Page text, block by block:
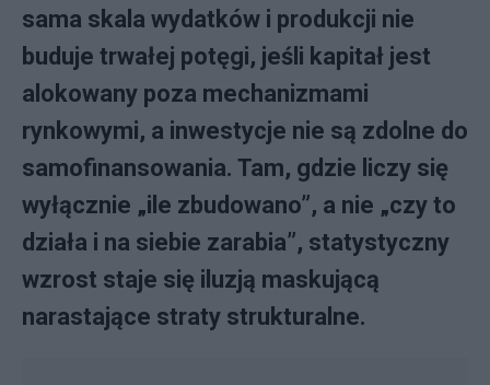
sama skala wydatków i produkcji nie
buduje trwałej potęgi, jeśli kapitał jest
alokowany poza mechanizmami
rynkowymi, a inwestycje nie są zdolne do
samofinansowania. Tam, gdzie liczy się
wyłącznie „ile zbudowano”, a nie „czy to
działa i na siebie zarabia”, statystyczny
wzrost staje się iluzją maskującą
narastające straty strukturalne.